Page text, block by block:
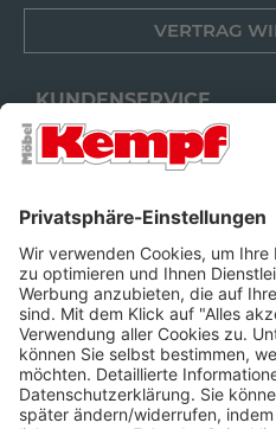
VERTRAG
KUNDENSERVICE
FILIALEN
FOLGEN
Barrierefreiheit Cookie-